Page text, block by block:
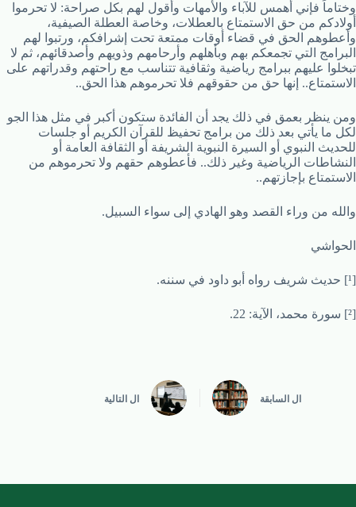
وختاماً فإني أهمس للآباء والأمهات وأقول لهم بكل صراحة: لا تحرموا
أولادكم من حق الاستمتاع بالعطلات، وخاصة العطلة الصيفية،
وأعطوهم الحق في قضاء أوقات ممتعة تحت إشرافكم، ورتبوا لهم
البرامج التي تجمعكم بهم وبأهلهم وأرحامهم وذويهم وأصدقائهم، ثم لا
تبخلوا عليهم ببرامج رياضية وثقافية تتناسب مع راحتهم وقدراتهم على
الاستمتاع.. إنها حق من حقوقهم فلا تحرموهم هذا الحق..
ومن ينظر بعمق في ذلك يجد أن الفائدة ستكون أكبر في مثل هذا الجو
لكل ما يأتي بعد ذلك من برامج تحفيظ للقرآن الكريم أو جلسات
للحديث النبوي أو السيرة النبوية الشريفة أو الثقافة العامة أو
النشاطات الرياضية وغير ذلك.. فأعطوهم حقهم ولا تحرموهم من
الاستمتاع بإجازتهم..
والله من وراء القصد وهو الهادي إلى سواء السبيل.
الحواشي
[¹] حديث شريف رواه أبو داود في سننه.
[²] سورة محمد، الآية: 22.
ال السابقة ال التالية